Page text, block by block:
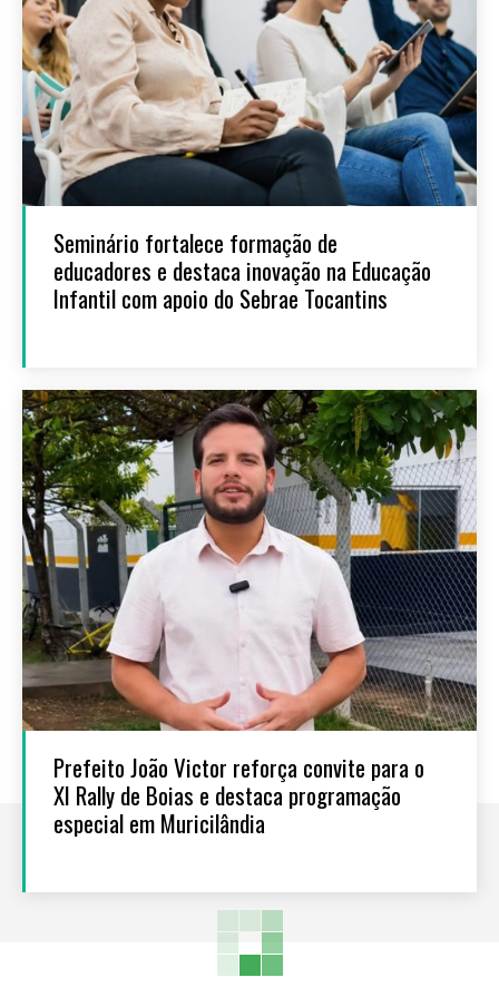
Seminário fortalece formação de
educadores e destaca inovação na Educação
Infantil com apoio do Sebrae Tocantins
Prefeito João Victor reforça convite para o
XI Rally de Boias e destaca programação
especial em Muricilândia